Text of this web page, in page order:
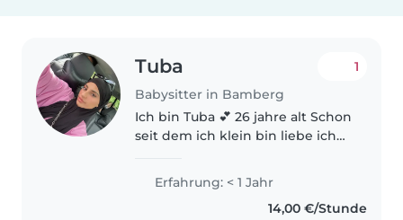
Tuba
Babysitter in Bamberg
1
Ich bin Tuba 💕 26 jahre alt Schon
seit dem ich klein bin liebe ich
aufzupassen mit denen zu
spielen spazieren alles mögliche
Habe auch auf meine
Erfahrung: < 1 Jahr
14,00 €/Stunde